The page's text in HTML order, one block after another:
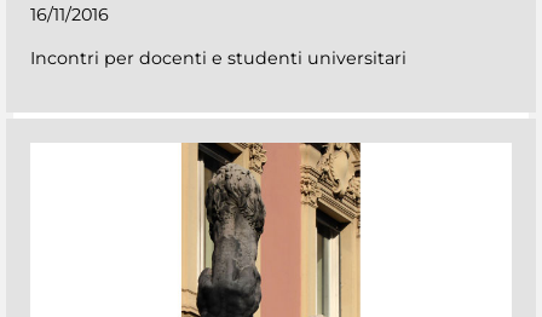
16/11/2016
Incontri per docenti e studenti universitari